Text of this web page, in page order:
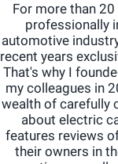
For more than
professionally
automotive
recent years
That's why I
my colleagues in
wealth of carefully
about electric
features reviews
their owners in